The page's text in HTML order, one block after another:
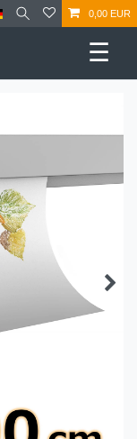
0,00 EUR
☰